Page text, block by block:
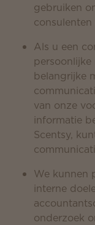
gebruiken
Als u een
belangrijke
van onze
informatie
Scentsy,
We kunnen
interne
onderzoek